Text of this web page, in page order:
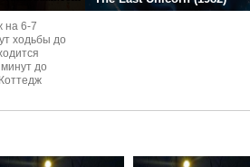
на 6-7
ходьбы до
до